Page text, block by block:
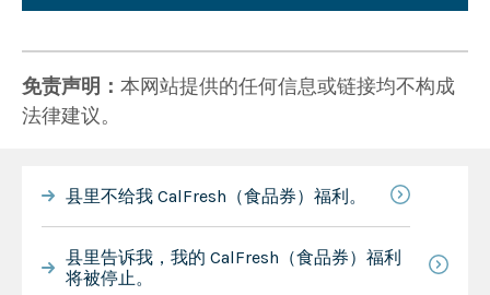
免责声明： 本网站提供的任何信息或链接均不构成
法律建议。
县里不给我 CalFresh（食品券）福利。
县里告诉我，我的 CalFresh（食品券）福利
将被停止。